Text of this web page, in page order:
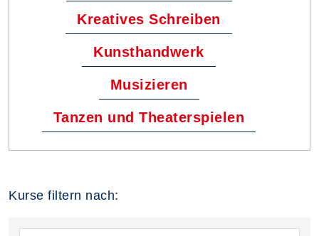
Kreatives Schreiben
Kunsthandwerk
Musizieren
Tanzen und Theaterspielen
Kurse filtern nach: